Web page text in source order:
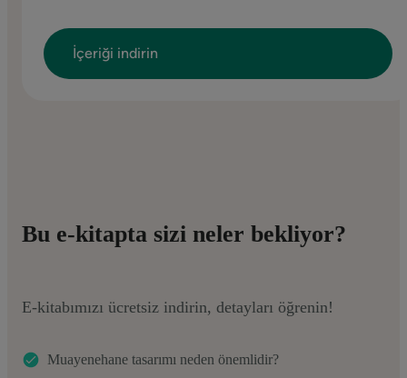
Bu e-kitapta sizi neler bekliyor?
E-kitabımızı ücretsiz indirin, detayları öğrenin!
Muayenehane tasarımı neden önemlidir?